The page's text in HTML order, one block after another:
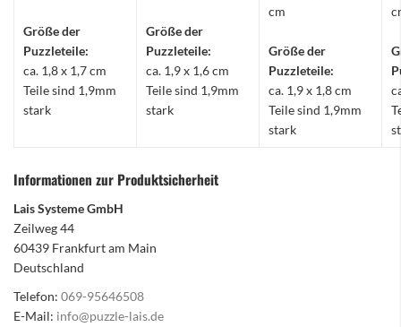
Größe der
Puzzleteile:
ca. 1,8 x 1,7 cm
Teile sind 1,9mm
stark
Größe der
Puzzleteile:
ca. 1,9 x 1,6 cm
Teile sind 1,9mm
stark
cm
Größe der
Puzzleteile:
ca. 1,9 x 1,8 cm
Teile sind 1,9mm
stark
Informationen zur Produktsicherheit
Lais Systeme GmbH
Zeilweg 44
60439 Frankfurt am Main
Deutschland
Telefon: 069-95646508
E-Mail: info@puzzle-lais.de